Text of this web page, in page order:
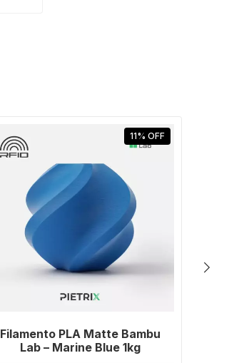
11% OFF
Filamento PLA Matte Bambu
Lab – Marine Blue 1kg